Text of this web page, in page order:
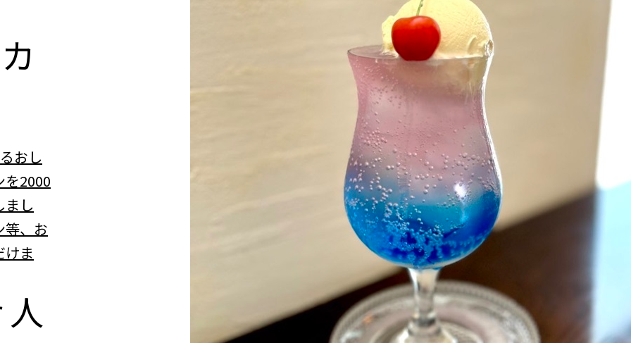
カ
おし
を2000
まし
等、お
けま
人